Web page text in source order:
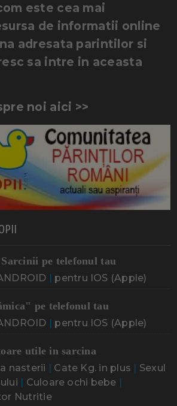
este cea mai
de informatii online
adresata parintilor si
sa intre in aceasta
noi aici >>
Sarcinii pe telefonul tau
| pentru IOS (Apple)
pe telefonul tau
| pentru IOS (Apple)
utile in sarcina
nasterii | Cate Kg. in plus | Sexul
| Culoare ochi bebe |
Nutritie